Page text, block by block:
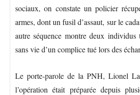
sociaux, on constate un policier
armes, dont un fusil d’assaut, sur le
autre séquence montre deux individus
sans vie d’un complice tué lors des
Le porte-parole de la PNH, Lionel
l’opération était préparée depuis